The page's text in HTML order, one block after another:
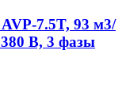
7.5T, 93 м3/
380 В, 3 фазы